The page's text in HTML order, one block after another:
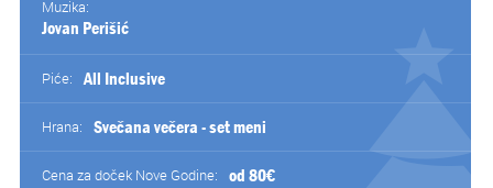
Muzika:
Jovan Perišić
Piće: All Inclusive
Hrana: Svečana večera - set meni
Cena za doček Nove Godine: od 80€